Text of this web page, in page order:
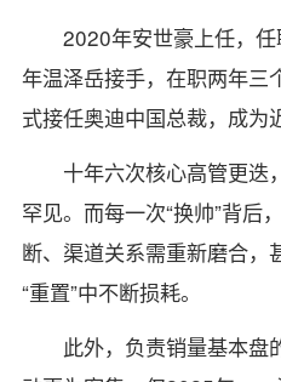
2020年安世豪上任，
年温泽岳接手，在职两年三
式接任奥迪中国总裁，成为
十年六次核心高管更迭
罕见。而每一次“换帅”背后
断、渠道关系需重新磨合，
“重置”中不断损耗。
此外，负责销量基本盘